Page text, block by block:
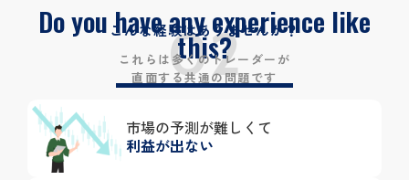
こんな経験はありませんか？
02
Do you have any experience like
this?
これらは多くのトレーダーが
直面する共通の問題です
市場の予測が難しくて
利益が出ない